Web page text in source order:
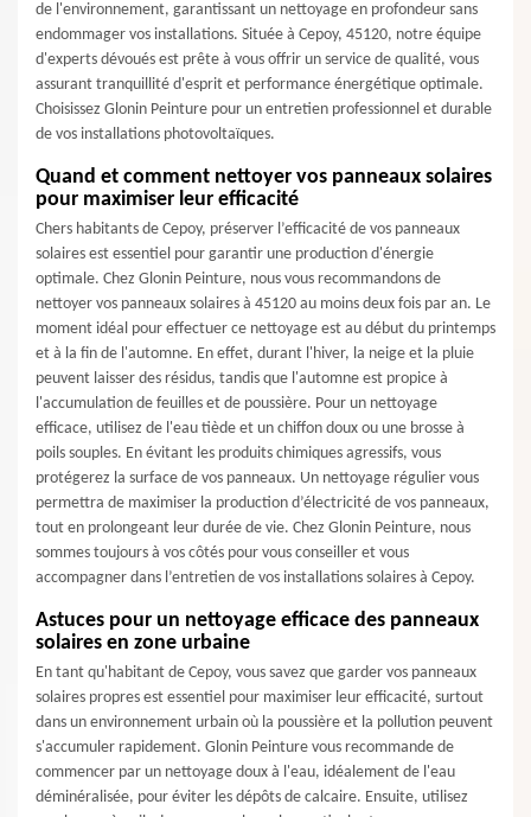
de l'environnement, garantissant un nettoyage en profondeur sans
endommager vos installations. Située à Cepoy, 45120, notre équipe
d'experts dévoués est prête à vous offrir un service de qualité, vous
assurant tranquillité d'esprit et performance énergétique optimale.
Choisissez Glonin Peinture pour un entretien professionnel et durable
de vos installations photovoltaïques.
Quand et comment nettoyer vos panneaux solaires
pour maximiser leur efficacité
Chers habitants de Cepoy, préserver l’efficacité de vos panneaux
solaires est essentiel pour garantir une production d'énergie
optimale. Chez Glonin Peinture, nous vous recommandons de
nettoyer vos panneaux solaires à 45120 au moins deux fois par an. Le
moment idéal pour effectuer ce nettoyage est au début du printemps
et à la fin de l'automne. En effet, durant l'hiver, la neige et la pluie
peuvent laisser des résidus, tandis que l'automne est propice à
l'accumulation de feuilles et de poussière. Pour un nettoyage
efficace, utilisez de l'eau tiède et un chiffon doux ou une brosse à
poils souples. En évitant les produits chimiques agressifs, vous
protégerez la surface de vos panneaux. Un nettoyage régulier vous
permettra de maximiser la production d’électricité de vos panneaux,
tout en prolongeant leur durée de vie. Chez Glonin Peinture, nous
sommes toujours à vos côtés pour vous conseiller et vous
accompagner dans l’entretien de vos installations solaires à Cepoy.
Astuces pour un nettoyage efficace des panneaux
solaires en zone urbaine
En tant qu'habitant de Cepoy, vous savez que garder vos panneaux
solaires propres est essentiel pour maximiser leur efficacité, surtout
dans un environnement urbain où la poussière et la pollution peuvent
s'accumuler rapidement. Glonin Peinture vous recommande de
commencer par un nettoyage doux à l'eau, idéalement de l'eau
déminéralisée, pour éviter les dépôts de calcaire. Ensuite, utilisez